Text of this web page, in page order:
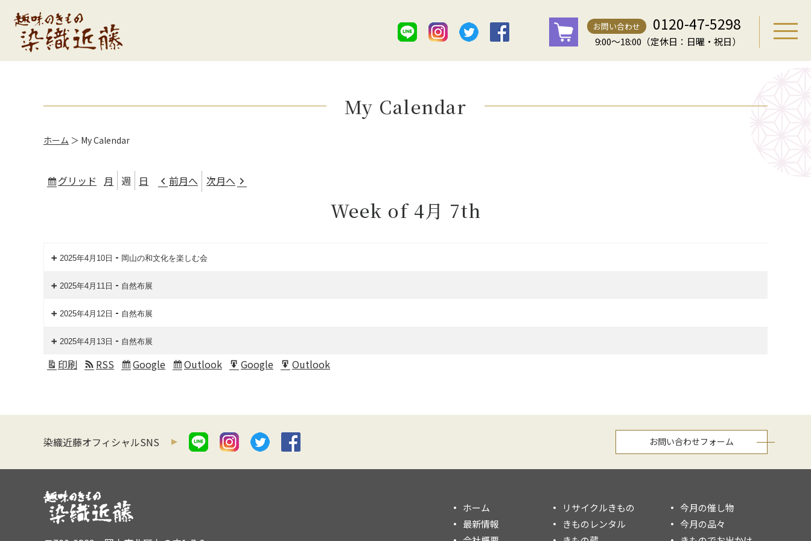
お問い合わせ 0120-47-5298
9:00～18:00（定休日：日曜・祝日）
My Calendar
ホーム ＞ My Calendar
グリッド 表
月 週 日 前月へ 次月へ
Week of 4月 7th
2025年4月10日 - 岡山の和文化を楽しむ会
2025年4月11日 - 自然布展
2025年4月12日 - 自然布展
2025年4月13日 - 自然布展
印刷 表 RSS
Subscribe
Google
Subscribe
Outlook
Export
Google
Export
Outlook
染織近藤オフィシャルSNS お問い合わせフォーム
ホーム
最新情報
リサイクルきもの
きものレンタル
今月の催し物
今月の品々